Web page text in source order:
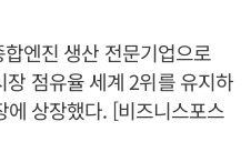
엔진 생산 전문기업으로
점유율 세계 2위를 유지하
상장했다. [비즈니스포스